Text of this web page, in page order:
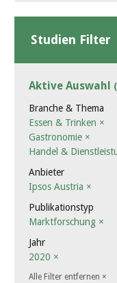
Studien Filter
Aktive Auswahl
Branche & Thema
Essen & Trinken ×
Gastronomie ×
Handel &
Anbieter
Ipsos Austria ×
Publikationstyp
Marktforschung ×
Jahr
2020 ×
Alle Filter entfernen ×